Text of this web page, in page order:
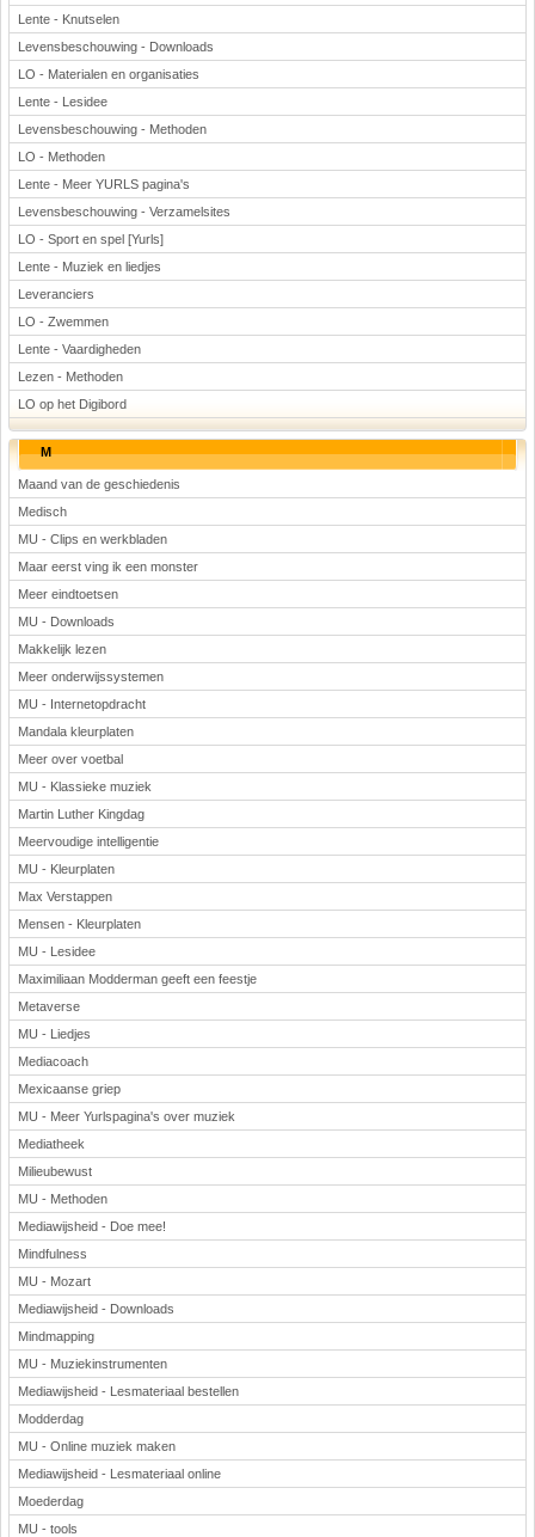
Lente - Knutselen
Levensbeschouwing - Downloads
LO - Materialen en organisaties
Lente - Lesidee
Levensbeschouwing - Methoden
LO - Methoden
Lente - Meer YURLS pagina's
Levensbeschouwing - Verzamelsites
LO - Sport en spel [Yurls]
Lente - Muziek en liedjes
Leveranciers
LO - Zwemmen
Lente - Vaardigheden
Lezen - Methoden
LO op het Digibord
M
Maand van de geschiedenis
Medisch
MU - Clips en werkbladen
Maar eerst ving ik een monster
Meer eindtoetsen
MU - Downloads
Makkelijk lezen
Meer onderwijssystemen
MU - Internetopdracht
Mandala kleurplaten
Meer over voetbal
MU - Klassieke muziek
Martin Luther Kingdag
Meervoudige intelligentie
MU - Kleurplaten
Max Verstappen
Mensen - Kleurplaten
MU - Lesidee
Maximiliaan Modderman geeft een feestje
Metaverse
MU - Liedjes
Mediacoach
Mexicaanse griep
MU - Meer Yurlspagina's over muziek
Mediatheek
Milieubewust
MU - Methoden
Mediawijsheid - Doe mee!
Mindfulness
MU - Mozart
Mediawijsheid - Downloads
Mindmapping
MU - Muziekinstrumenten
Mediawijsheid - Lesmateriaal bestellen
Modderdag
MU - Online muziek maken
Mediawijsheid - Lesmateriaal online
Moederdag
MU - tools